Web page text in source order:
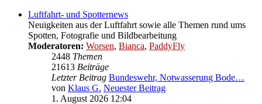
Luftfahrt- und Spotternews
Neuigkeiten aus der Luftfahrt sowie alle Themen rund ums
Spotten, Fotografie und Bildbearbeitung
Moderatoren: Worsen, Bianca, PaddyFly
2448 Themen
21613 Beiträge
Letzter Beitrag Bundeswehr, Notwasserung Bode…
von Klaus G. Neuester Beitrag
1. August 2026 12:04